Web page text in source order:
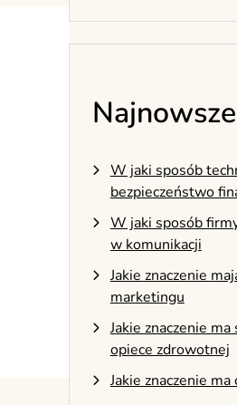
W jaki sposób
bezpieczeństwo
W jaki sposób
w komunikacji
Jakie znaczenie
marketingu
Jakie znaczenie
opiece zdrowotnej
Jakie znaczenie